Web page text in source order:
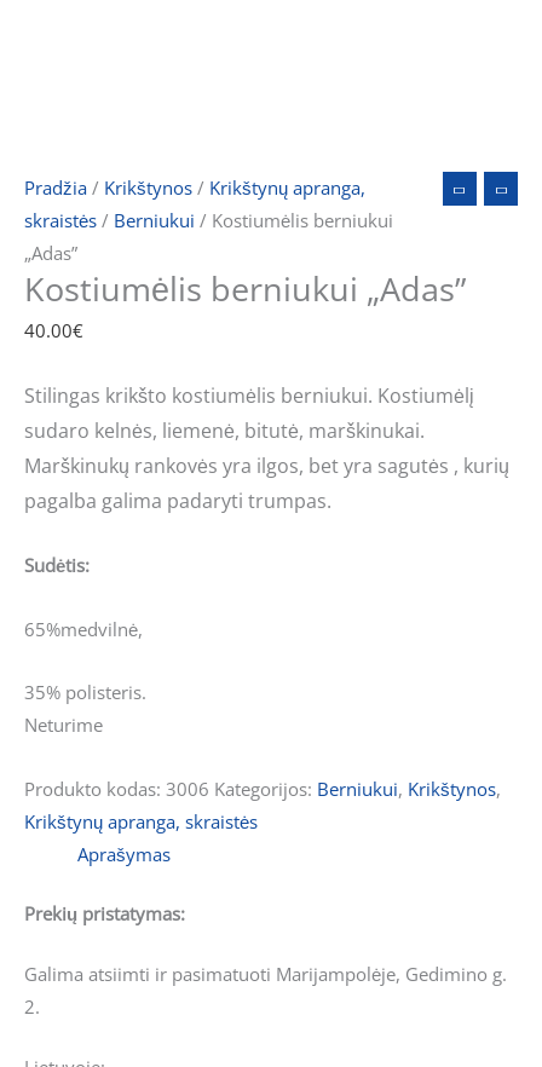
Pradžia / Krikštynos / Krikštynų apranga,
skraistės / Berniukui / Kostiumėlis berniukui
„Adas”
Kostiumėlis berniukui „Adas”
40.00€
Stilingas krikšto kostiumėlis berniukui. Kostiumėlį
sudaro kelnės, liemenė, bitutė, marškinukai.
Marškinukų rankovės yra ilgos, bet yra sagutės , kurių
pagalba galima padaryti trumpas.
Sudėtis:
65%medvilnė,
35% polisteris.
Neturime
Produkto kodas: 3006 Kategorijos: Berniukui, Krikštynos,
Krikštynų apranga, skraistės
Aprašymas
Prekių pristatymas:
Galima atsiimti ir pasimatuoti Marijampolėje, Gedimino g.
2.